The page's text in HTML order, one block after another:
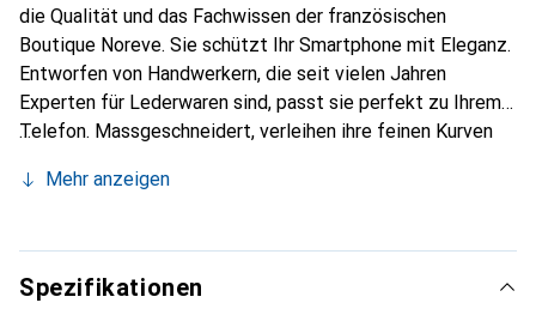
die Qualität und das Fachwissen der französischen
Boutique Noreve. Sie schützt Ihr Smartphone mit Eleganz.
Entworfen von Handwerkern, die seit vielen Jahren
Experten für Lederwaren sind, passt sie perfekt zu Ihrem
Telefon. Massgeschneidert, verleihen ihre feinen Kurven
unverzichtbaren Accessoire Ihres Smartphones.
die Marke Noreve eine sichere Wahl für eine
anspruchsvolle Kundschaft.
Mehr anzeigen
Spezifikationen